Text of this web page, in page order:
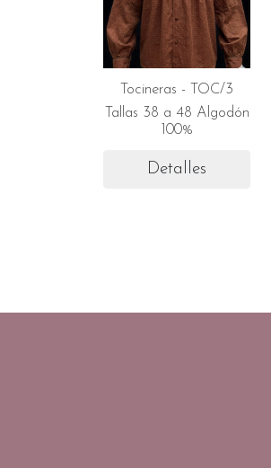
Tocineras - TOC/3
Tallas 38 a 48 Algodón
100%
Detalles